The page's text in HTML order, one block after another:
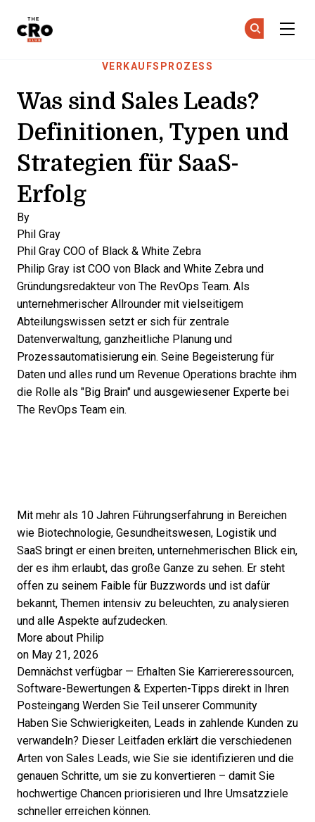
VERKAUFSPROZESS
Was sind Sales Leads?
Definitionen, Typen und
Strategien für SaaS-
Erfolg
By
Phil Gray
Phil Gray COO of Black & White Zebra
Philip Gray ist COO von Black and White Zebra und
Gründungsredakteur von The RevOps Team. Als
unternehmerischer Allrounder mit vielseitigem
Abteilungswissen setzt er sich für zentrale
Datenverwaltung, ganzheitliche Planung und
Prozessautomatisierung ein. Seine Begeisterung für
Daten und alles rund um Revenue Operations brachte ihm
die Rolle als "Big Brain" und ausgewiesener Experte bei
The RevOps Team ein.
Mit mehr als 10 Jahren Führungserfahrung in Bereichen
wie Biotechnologie, Gesundheitswesen, Logistik und
SaaS bringt er einen breiten, unternehmerischen Blick ein,
der es ihm erlaubt, das große Ganze zu sehen. Er steht
offen zu seinem Faible für Buzzwords und ist dafür
bekannt, Themen intensiv zu beleuchten, zu analysieren
und alle Aspekte aufzudecken.
More about Philip
on May 21, 2026
Demnächst verfügbar — Erhalten Sie Karriereressourcen,
Software-Bewertungen & Experten-Tipps direkt in Ihren
Posteingang Werden Sie Teil unserer Community
Haben Sie Schwierigkeiten, Leads in zahlende Kunden zu
verwandeln? Dieser Leitfaden erklärt die verschiedenen
Arten von Sales Leads, wie Sie sie identifizieren und die
genauen Schritte, um sie zu konvertieren – damit Sie
hochwertige Chancen priorisieren und Ihre Umsatzziele
schneller erreichen können.